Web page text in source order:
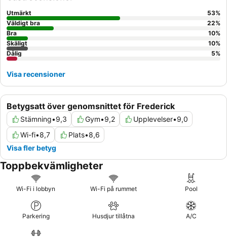
Betygsatt över genomsnittet för Frederick
Stämning•9,3 Gym•9,2 Upplevelser•9,0
Wi-fi•8,7 Plats•8,6
Visa fler betyg
Utmärkt 53%
Väldigt bra
22%
Bra
10%
Skäligt
10%
Dålig
5%
Visa recensioner
Toppbekvämligheter
Wi-Fi i lobbyn Wi-Fi på rummet Pool
Parkering Husdjur tillåtna A/C